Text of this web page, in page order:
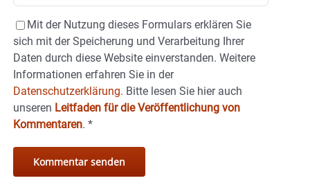
Mit der Nutzung dieses Formulars erklären Sie
sich mit der Speicherung und Verarbeitung Ihrer
Daten durch diese Website einverstanden. Weitere
Informationen erfahren Sie in der
Datenschutzerklärung. Bitte lesen Sie hier auch
unseren Leitfaden für die Veröffentlichung von
Kommentaren. *